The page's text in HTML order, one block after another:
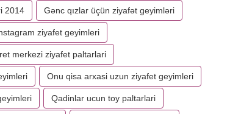
2014 Gənc qızlar üçün ziyafət geyimləri
ziyafet geyimleri
merkezi ziyafet paltarlari
Onu qisa arxasi uzun ziyafet geyimleri
Qadinlar ucun toy paltarlari